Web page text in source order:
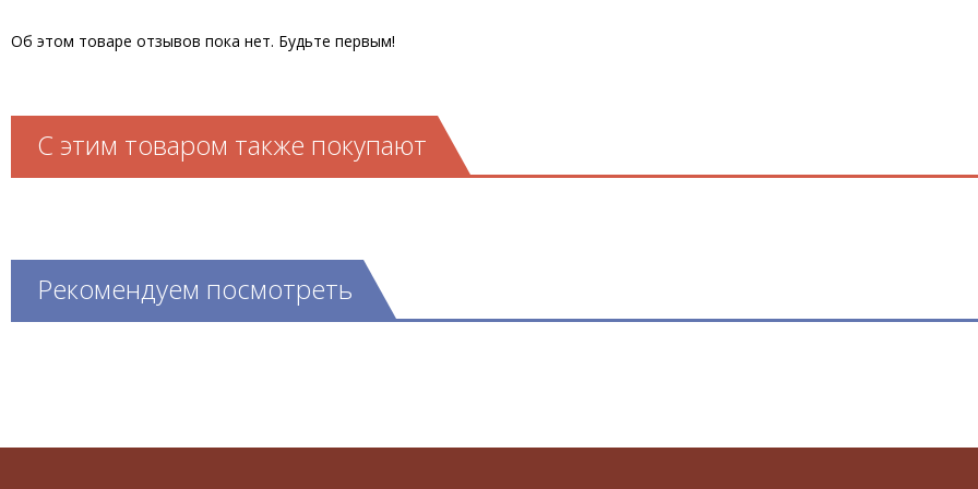
Об этом товаре отзывов пока нет. Будьте первым!
С этим товаром также покупают
Рекомендуем посмотреть